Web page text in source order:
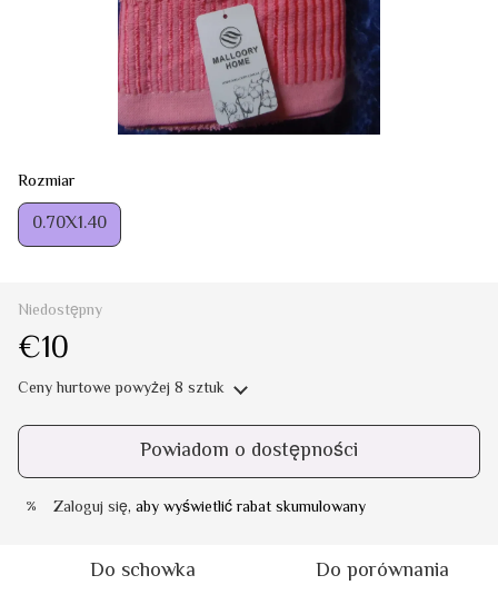
Rozmiar
0.70Х1.40
Niedostępny
€10
Ceny hurtowepowyżej 8 sztuk
Powiadom o dostępności
% Zaloguj się, aby wyświetlić rabat skumulowany
Do schowka Do porównania